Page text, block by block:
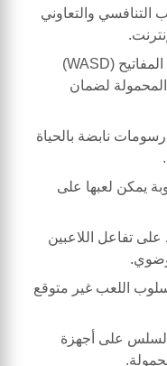
التنافسي والتعاوني
تحكمات بسيطة محسّنة للوحة المفاتيح (WASD)
لضمان
نابضة بالحياة
يمكن لعبها على
تفاعل اللاعبين
اللعب غير متوقع
على أجهزة